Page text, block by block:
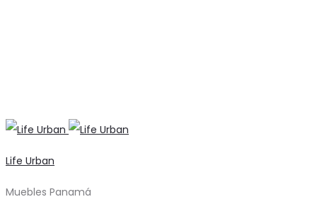
Life Urban
Muebles Panamá